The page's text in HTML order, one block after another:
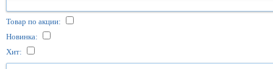
Товар по акции:
Новинка:
Хит: